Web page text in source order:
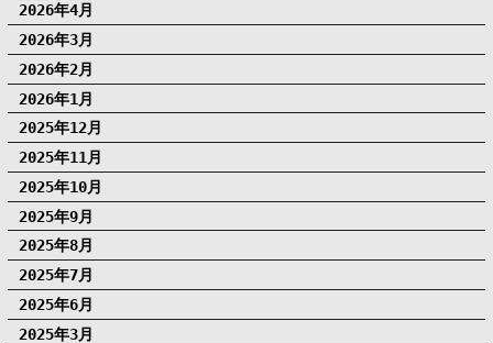
2026年4月
2026年3月
2026年2月
2026年1月
2025年12月
2025年11月
2025年10月
2025年9月
2025年8月
2025年7月
2025年6月
2025年3月